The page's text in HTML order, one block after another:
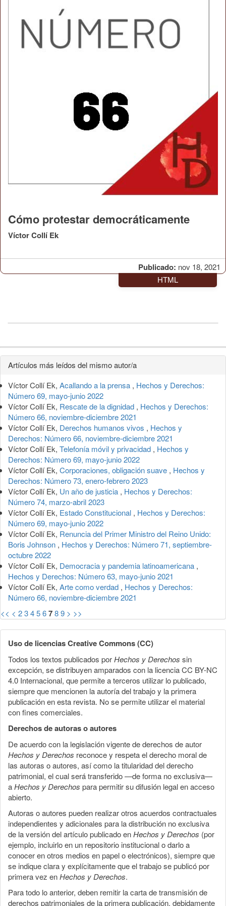
Publicado: nov 18, 2021
Cómo protestar democráticamente
Víctor Collí Ek
HTML
Detalles
del
artículo
Artículos más leídos del mismo autor/a
Víctor Collí Ek, Acallando a la prensa , Hechos y Derechos:
Número 69, mayo-junio 2022
Víctor Collí Ek, Rescate de la dignidad , Hechos y Derechos:
Número 66, noviembre-diciembre 2021
Víctor Collí Ek, Derechos humanos vivos , Hechos y
Derechos: Número 66, noviembre-diciembre 2021
Víctor Collí Ek, Telefonía móvil y privacidad , Hechos y
Derechos: Número 69, mayo-junio 2022
Víctor Collí Ek, Corporaciones, obligación suave , Hechos y
Derechos: Número 73, enero-febrero 2023
Víctor Collí Ek, Un año de justicia , Hechos y Derechos:
Número 74, marzo-abril 2023
Víctor Collí Ek, Estado Constitucional , Hechos y Derechos:
Número 69, mayo-junio 2022
Víctor Collí Ek, Renuncia del Primer Ministro del Reino Unido:
Boris Johnson , Hechos y Derechos: Número 71, septiembre-
octubre 2022
Víctor Collí Ek, Democracia y pandemia latinoamericana ,
Hechos y Derechos: Número 63, mayo-junio 2021
Víctor Collí Ek, Arte como verdad , Hechos y Derechos:
Número 66, noviembre-diciembre 2021
<< < 23456789 > >>
Uso de licencias Creative Commons (CC)
Todos los textos publicados porHechos y Derechos sin
excepción, se distribuyen amparados con la licencia CC BY-NC
4.0 Internacional, que permite a terceros utilizar lo publicado,
siempre que mencionen la autoría del trabajo y la primera
publicación en esta revista. No se permite utilizar el material
con fines comerciales.
Derechos de autoras o autores
De acuerdo con la legislación vigente de derechos de autor
Hechos y Derechos reconoce y respeta el derecho moral de
las autoras o autores, así como la titularidad del derecho
patrimonial, el cual será transferido —de forma no exclusiva—
aHechos y Derechos para permitir su difusión legal en acceso
abierto.
Autoras o autores pueden realizar otros acuerdos contractuales
independientes y adicionales para la distribución no exclusiva
de la versión del artículo publicado enHechos y Derechos (por
ejemplo, incluirlo en un repositorio institucional o darlo a
conocer en otros medios en papel o electrónicos), siempre que
se indique clara y explícitamente que el trabajo se publicó por
primera vez enHechos y Derechos.
Para todo lo anterior, deben remitir la carta de transmisión de
derechos patrimoniales de la primera publicación, debidamente